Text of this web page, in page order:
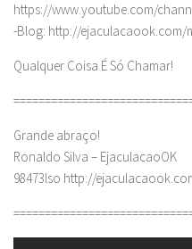
https://www.youtube.com/
-Blog: http://ejaculacaook.com/
Qualquer Coisa É Só Chamar!
Grande abraço!
Ronaldo Silva – EjaculacaoOK
98473lso http://